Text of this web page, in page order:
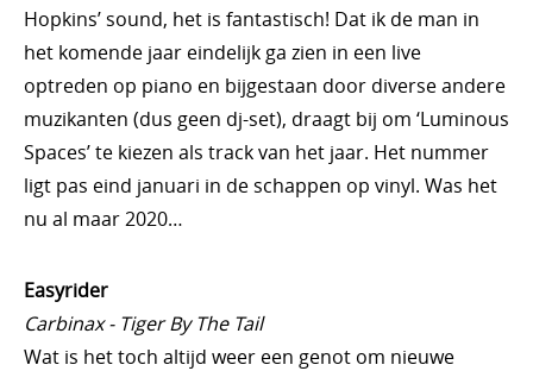
Hopkins’ sound, het is fantastisch! Dat ik de man in
het komende jaar eindelijk ga zien in een live
optreden op piano en bijgestaan door diverse andere
muzikanten (dus geen dj-set), draagt bij om ‘Luminous
Spaces’ te kiezen als track van het jaar. Het nummer
ligt pas eind januari in de schappen op vinyl. Was het
nu al maar 2020…
Easyrider
Carbinax - Tiger By The Tail
Wat is het toch altijd weer een genot om nieuwe